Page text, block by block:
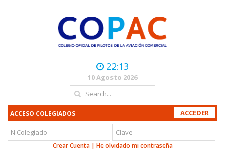
22:13
10 Agosto 2026
ACCESO COLEGIADOS
Crear Cuenta| He olvidado mi contraseña